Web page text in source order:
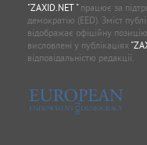
"ZAXID.NET "працює за
демократію (EED). Зміст
відображає офіційну
висловлені у публікаціях
відповідальністю редакції.